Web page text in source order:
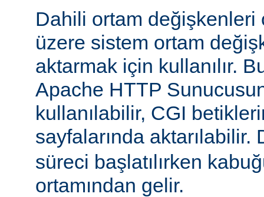
Dahili ortam değişkenleri
üzere sistem ortam
aktarmak için kullanılır.
Apache HTTP
kullanılabilir, CGI
sayfalarında
süreci başlatılırken
ortamından gelir.